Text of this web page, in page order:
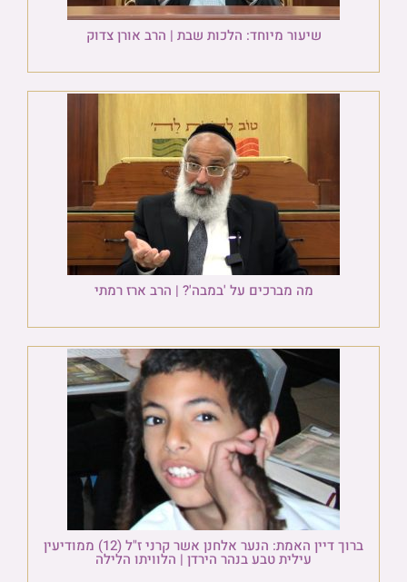
שיעור מיוחד: הלכות שבת | הרב אורן צדוק
מה מברכים על 'במבה'? | הרב ארז רמתי
ברוך דיין האמת: הנער אלחנן אשר קרני ז"ל (12) ממודיעין
עילית טבע בנהר הירדן | הלוויתו הלילה